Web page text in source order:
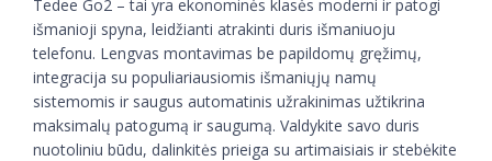
Tedee Go2 – tai yra ekonominės klasės moderni ir patogi
išmanioji spyna, leidžianti atrakinti duris išmaniuoju
telefonu. Lengvas montavimas be papildomų gręžimų,
integracija su populiariausiomis išmaniųjų namų
sistemomis ir saugus automatinis užrakinimas užtikrina
maksimalų patogumą ir saugumą. Valdykite savo duris
nuotoliniu būdu, dalinkitės prieiga su artimaisiais ir stebėkite